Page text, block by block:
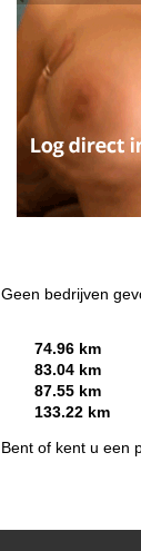
Geen bedrijven
74.96 km
83.04 km
87.55 km
133.22 km
Bent of kent u een